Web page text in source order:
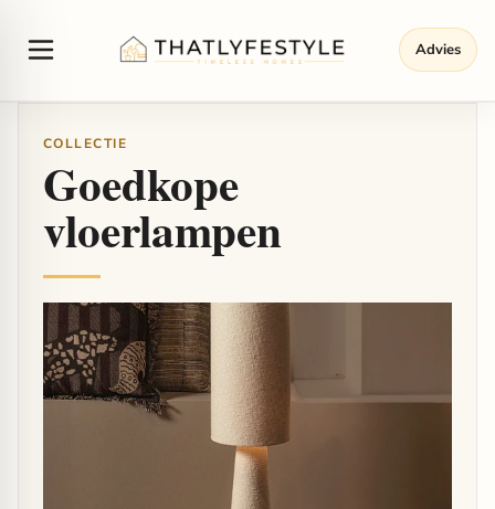
Advies
COLLECTIE
Goedkope
vloerlampen